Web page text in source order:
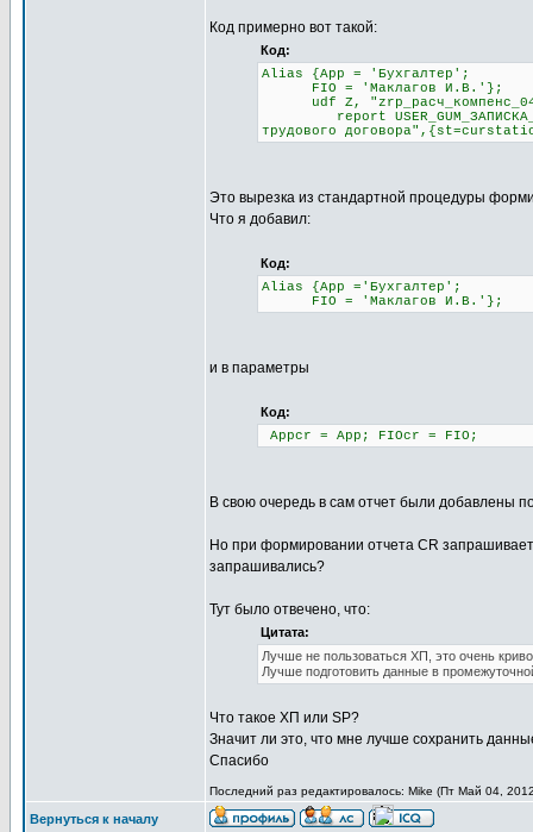
Код примерно вот такой:
Код:
Alias {App = 'Бухгалтер';
FIO = 'Маклагов И.В.'};
udf Z,
report
трудового
Это вырезка из стандартной процедуры
Что я добавил:
Код:
Alias {App ='Бухгалтер';
FIO = 'Маклагов И.В.'};
и в параметры
Код:
Appcr = App; FIOcr = FIO;
В свою очередь в сам отчет были добавлены
Но при формировании отчета CR
запрашивались?
Тут было отвечено, что:
Цитата:
Лучше не пользоваться ХП, это очень
Лучше подготовить данные в
Что такое ХП или SP?
Значит ли это, что мне лучше сохранить
Спасибо
Последний раз редактировалось: Mike (Пт Май 04,
Вернуться к началу